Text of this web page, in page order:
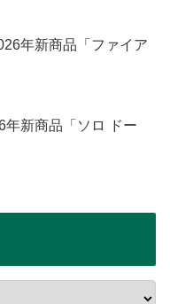
年新商品「ファイア
年新商品「ソロ ドー